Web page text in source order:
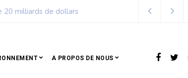
A PROPOS DE NOUS